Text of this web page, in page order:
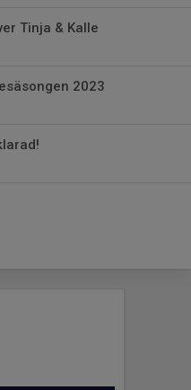
Tinja & Kalle
2023